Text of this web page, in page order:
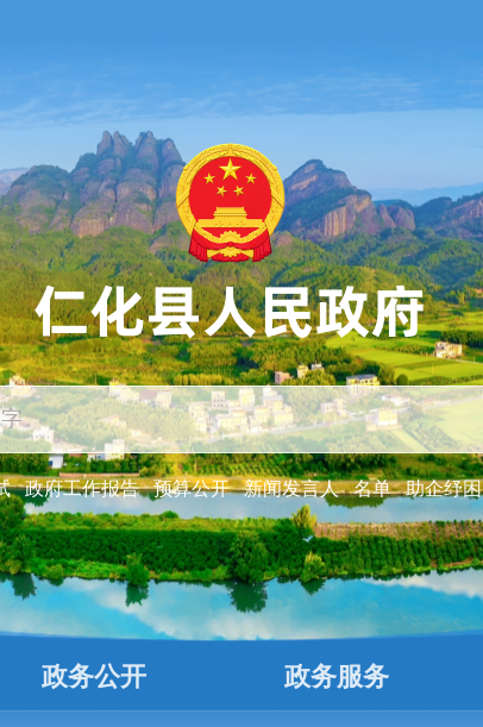
政府工作报告 预算公开 新闻发言人 名单 助企纾困
政务公开 政务服务